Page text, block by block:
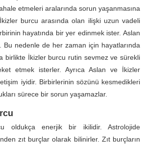
etmeleri aralarında sorun yaşanmasına
burcu arasında olan ilişki uzun vadeli
hayatında bir yer edinmek ister. Aslan
Bu nedenle de her zaman için hayatlarında
birlikte İkizler burcu rutin sevmez ve sürekli
etmek isterler. Ayrıca Aslan ve İkizler
iyidir. Birbirlerinin sözünü kesmedikleri
sürece bir sorun yaşamazlar.
oldukça enerjik bir ikilidir. Astrolojide
zıt burçlar olarak bilinirler. Zıt burçların